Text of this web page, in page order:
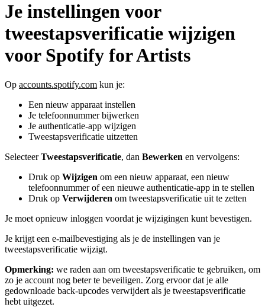
Je instellingen voor
tweestapsverificatie wijzigen
voor Spotify for Artists
Op accounts.spotify.com kun je:
Een nieuw apparaat instellen
Je telefoonnummer bijwerken
Je authenticatie-app wijzigen
Tweestapsverificatie uitzetten
SelecteerTweestapsverificatie, dan Bewerken en vervolgens:
Druk op Wijzigen om een nieuw apparaat, een nieuw
telefoonnummer of een nieuwe authenticatie-app in te stellen
Druk op Verwijderen om tweestapsverificatie uit te zetten
Je moet opnieuw inloggen voordat je wijzigingen kunt bevestigen.
Je krijgt een e-mailbevestiging als je de instellingen van je
tweestapsverificatie wijzigt.
Opmerking: we raden aan om tweestapsverificatie te gebruiken, om
zo je account nog beter te beveiligen. Zorg ervoor dat je alle
gedownloade back-upcodes verwijdert als je tweestapsverificatie
hebt uitgezet.